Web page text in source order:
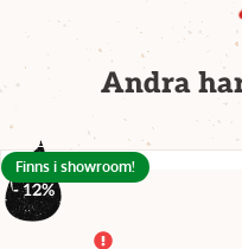
Andra
- 12%
Finns i showroom!